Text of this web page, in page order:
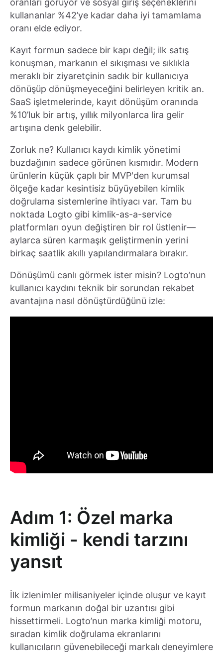
oranları görüyor ve sosyal giriş seçeneklerini
kullananlar %42’ye kadar daha iyi tamamlama
oranı elde ediyor.
Kayıt formun sadece bir kapı değil; ilk satış
konuşman, markanın el sıkışması ve sıklıkla
meraklı bir ziyaretçinin sadık bir kullanıcıya
dönüşüp dönüşmeyeceğini belirleyen kritik an.
SaaS işletmelerinde, kayıt dönüşüm oranında
%10’luk bir artış, yıllık milyonlarca lira gelir
artışına denk gelebilir.
Zorluk ne? Kullanıcı kaydı kimlik yönetimi
buzdağının sadece görünen kısmıdır. Modern
ürünlerin küçük çaplı bir MVP'den kurumsal
ölçeğe kadar kesintisiz büyüyebilen kimlik
doğrulama sistemlerine ihtiyacı var. Tam bu
noktada Logto gibi kimlik-as-a-service
platformları oyun değiştiren bir rol üstlenir—
aylarca süren karmaşık geliştirmenin yerini
birkaç saatlik akıllı yapılandırmalara bırakır.
Dönüşümü canlı görmek ister misin? Logto’nun
kullanıcı kaydını teknik bir sorundan rekabet
avantajına nasıl dönüştürdüğünü izle:
Adım 1: Özel marka
kimliği - kendi tarzını
yansıt
İlk izlenimler milisaniyeler içinde oluşur ve kayıt
formun markanın doğal bir uzantısı gibi
hissettirmeli. Logto’nun marka kimliği motoru,
sıradan kimlik doğrulama ekranlarını
kullanıcıların güvenebileceği markalı deneyimlere